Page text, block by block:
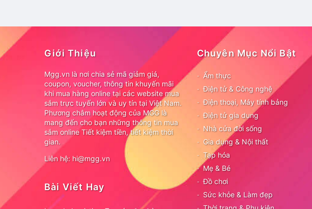
Giới Thiệu
Mgg.vn là nơi chia sẻ mã giảm giá,
coupon, voucher, thông tin khuyến mãi
khi mua hàng online tại các website mua
sắm trực tuyến lớn và uy tín tại Việt Nam.
Phương châm hoạt động của MGG là
mang đến cho bạn những thông tin mua
sắm online Tiết kiệm tiền, tiết kiệm thời
gian.
Liên hệ: hi@mgg.vn
Bài Viết Hay
Chuyên Mục Nổi Bật
Ẩm thực
Điện tử & Công nghệ
Điện thoại, Máy tính bảng
Điện tử gia dụng
Nhà cửa đời sống
Gia dụng & Nội thất
Tạp hóa
Mẹ & Bé
Đồ chơi
Sức khỏe & Làm đẹp